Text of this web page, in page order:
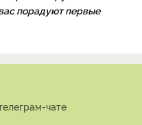
порадуют первые
чате